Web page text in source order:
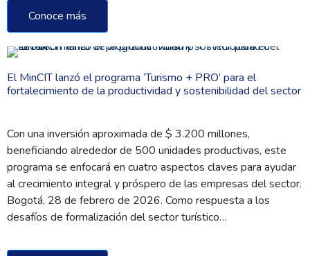
Conoce más
El MinCIT lanzó el programa ‘Turismo + PRO’ para el
fortalecimiento de la productividad y sostenibilidad del sector
Con una inversión aproximada de $ 3.200 millones,
beneficiando alrededor de 500 unidades productivas, este
programa se enfocará en cuatro aspectos claves para ayudar
al crecimiento integral y próspero de las empresas del sector.
Bogotá, 28 de febrero de 2026. Como respuesta a los
desafíos de formalización del sector turístico…